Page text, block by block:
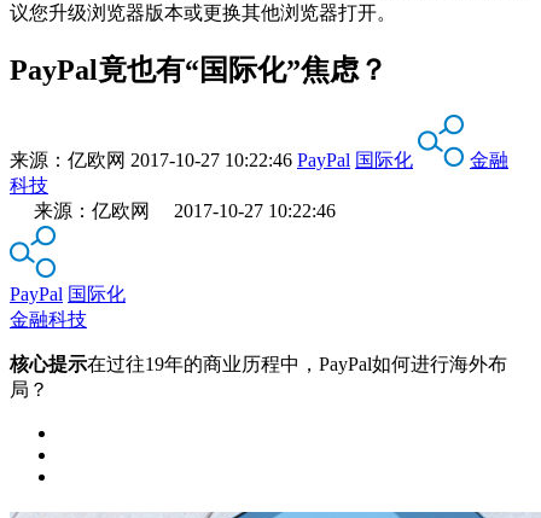
议您升级浏览器版本或更换其他浏览器打开。
PayPal竟也有“国际化”焦虑？
来源： 亿欧网 2017-10-27 10:22:46 PayPal 国际化
金融
科技
来源：亿欧网 2017-10-27 10:22:46
PayPal 国际化
金融科技
核心提示在过往19年的商业历程中，PayPal如何进行海外布
局？